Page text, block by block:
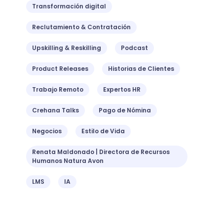
Transformación digital
Reclutamiento & Contratación
Upskilling & Reskilling Podcast
Product Releases Historias de Clientes
Trabajo Remoto Expertos HR
Crehana Talks Pago de Nómina
Negocios Estilo de Vida
Renata Maldonado | Directora de Recursos
Humanos Natura Avon
LMS IA